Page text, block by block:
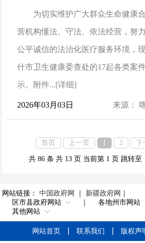
为切实维护广大群众生命健康
营机构懂法、守法、依法经营，努
公平诚信的法治化医疗服务环境，
什市卫生健康委查处的17起各类案
示。附件...[详细]
2026年03月03日 来源：
首页 上一页 1 2 下
共 86 条 共 13 页 当前第 1 页 跳转至
网站链接： 中国政府网 ｜ 新疆政府网 ｜
区市县政府网站
｜ 各地州市网站
其他网站
网站首页 联系我们 版权声